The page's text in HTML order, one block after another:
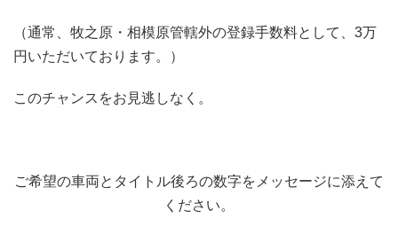
（通常、牧之原・相模原管轄外の登録手数料として、3万
円いただいております。）
このチャンスをお見逃しなく。
ご希望の車両とタイトル後ろの数字をメッセージに添えて
ください。